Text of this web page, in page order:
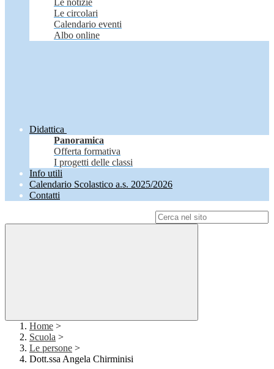
Le notizie
Le circolari
Calendario eventi
Albo online
Didattica
Panoramica
Offerta formativa
I progetti delle classi
Info utili
Calendario Scolastico a.s. 2025/2026
Contatti
Home >
Scuola >
Le persone >
Dott.ssa Angela Chirminisi